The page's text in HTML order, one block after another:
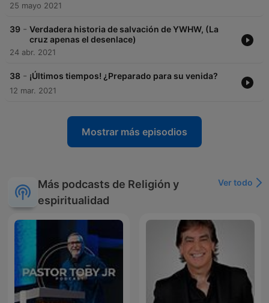
25 mayo 2021
39 - Verdadera historia de salvación de YWHW, (La
cruz apenas el desenlace)
24 abr. 2021
38 - ¡Últimos tiempos! ¿Preparado para su venida?
12 mar. 2021
Mostrar más episodios
Más podcasts de Religión y
espiritualidad
Ver todo